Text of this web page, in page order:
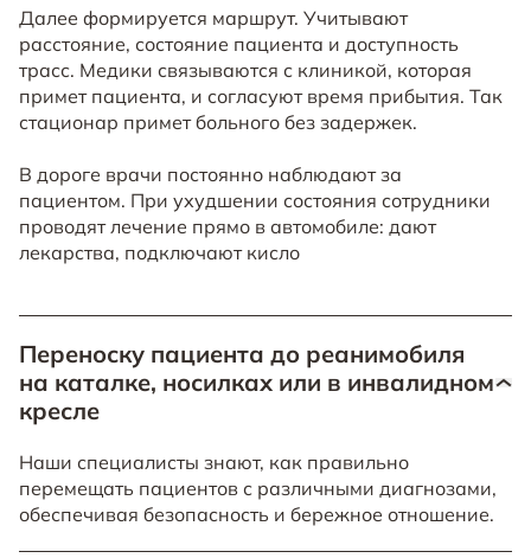
Далее формируется маршрут. Учитывают
расстояние, состояние пациента и доступность
трасс. Медики связываются с клиникой, которая
примет пациента, и согласуют время прибытия. Так
стационар примет больного без задержек.
В дороге врачи постоянно наблюдают за
пациентом. При ухудшении состояния сотрудники
проводят лечение прямо в автомобиле: дают
лекарства, подключают кисло
Переноску пациента до реанимобиля
на каталке, носилках или в инвалидном
кресле
Наши специалисты знают, как правильно
перемещать пациентов с различными диагнозами,
обеспечивая безопасность и бережное отношение.